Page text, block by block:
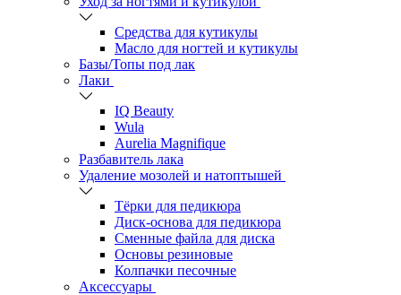
Средства для кутикулы
Масло для ногтей и кутикулы
Базы/Топы под лак
Лаки
IQ Beauty
Wula
Aurelia Magnifique
Разбавитель лака
Удаление мозолей и натоптышей
Тёрки для педикюра
Диск-основа для педикюра
Сменные файла для диска
Основы резиновые
Колпачки песочные
Аксессуары